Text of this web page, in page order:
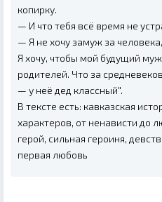
копирку.
— И что тебя всё время не
— Я не хочу замуж за
Я хочу, чтобы мой будущий
родителей. Что за
— у неё дед классный".
В тексте есть: кавказская
характеров, от ненависти до
герой, сильная героиня,
первая любовь